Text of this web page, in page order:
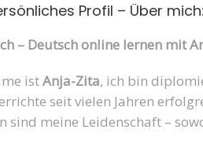
Profil – Über mich:
– Deutsch online lernen mit
istAnja-Zita, ich bin
seit vielen Jahren
sind meine Leidenschaft –